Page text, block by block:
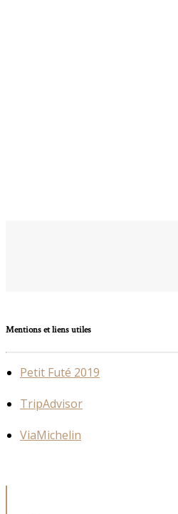
Mentions et liens utiles
Petit Futé 2019
TripAdvisor
ViaMichelin